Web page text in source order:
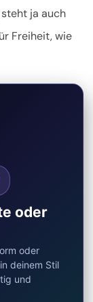
ja auch
Freiheit, wie
oder
oder
deinem Stil
und